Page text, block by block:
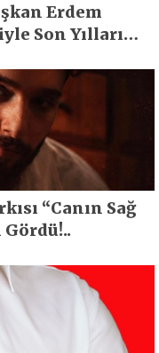
Erdem
Son Yılların
“Canın Sağ